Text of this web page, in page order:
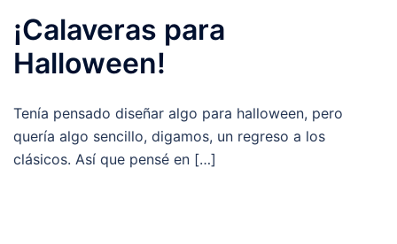
¡Calaveras para
Halloween!
Tenía pensado diseñar algo para halloween, pero
quería algo sencillo, digamos, un regreso a los
clásicos. Así que pensé en […]